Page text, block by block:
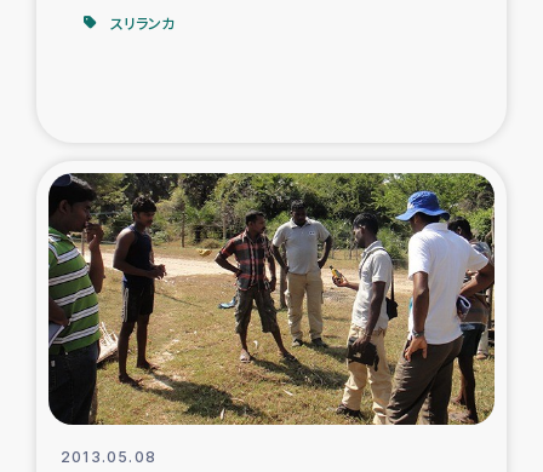
石巻市街地在宅被災者支援
復興応援隊の活動
仮設住宅生活支援・農業復興支援
漁業復興支援
スリランカ
2013.05.08